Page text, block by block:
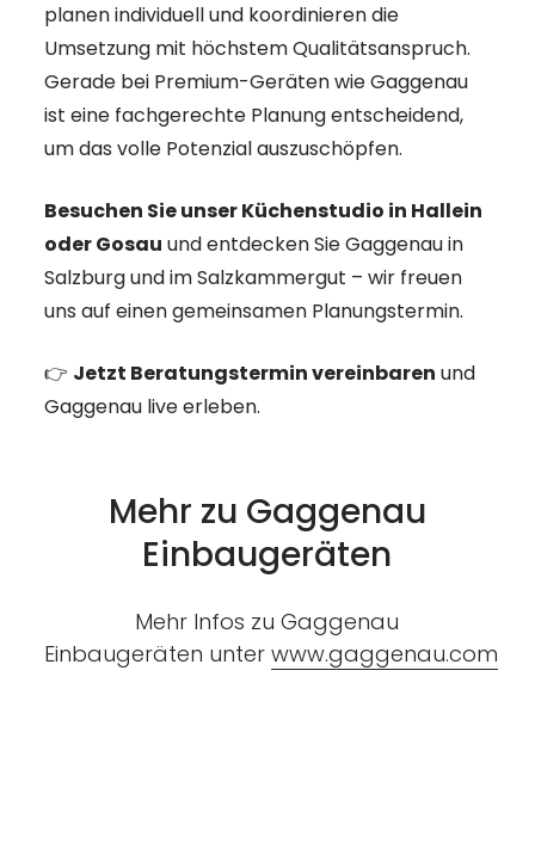
planen individuell und koordinieren die
Umsetzung mit höchstem Qualitätsanspruch.
Gerade bei Premium-Geräten wie Gaggenau
ist eine fachgerechte Planung entscheidend,
um das volle Potenzial auszuschöpfen.
Besuchen Sie unser Küchenstudio in Hallein
oder Gosau und entdecken Sie Gaggenau in
Salzburg und im Salzkammergut – wir freuen
uns auf einen gemeinsamen Planungstermin.
👉 Jetzt Beratungstermin vereinbaren und
Gaggenau live erleben.
Mehr zu Gaggenau
Einbaugeräten
Mehr Infos zu Gaggenau
Einbaugeräten unter www.gaggenau.com